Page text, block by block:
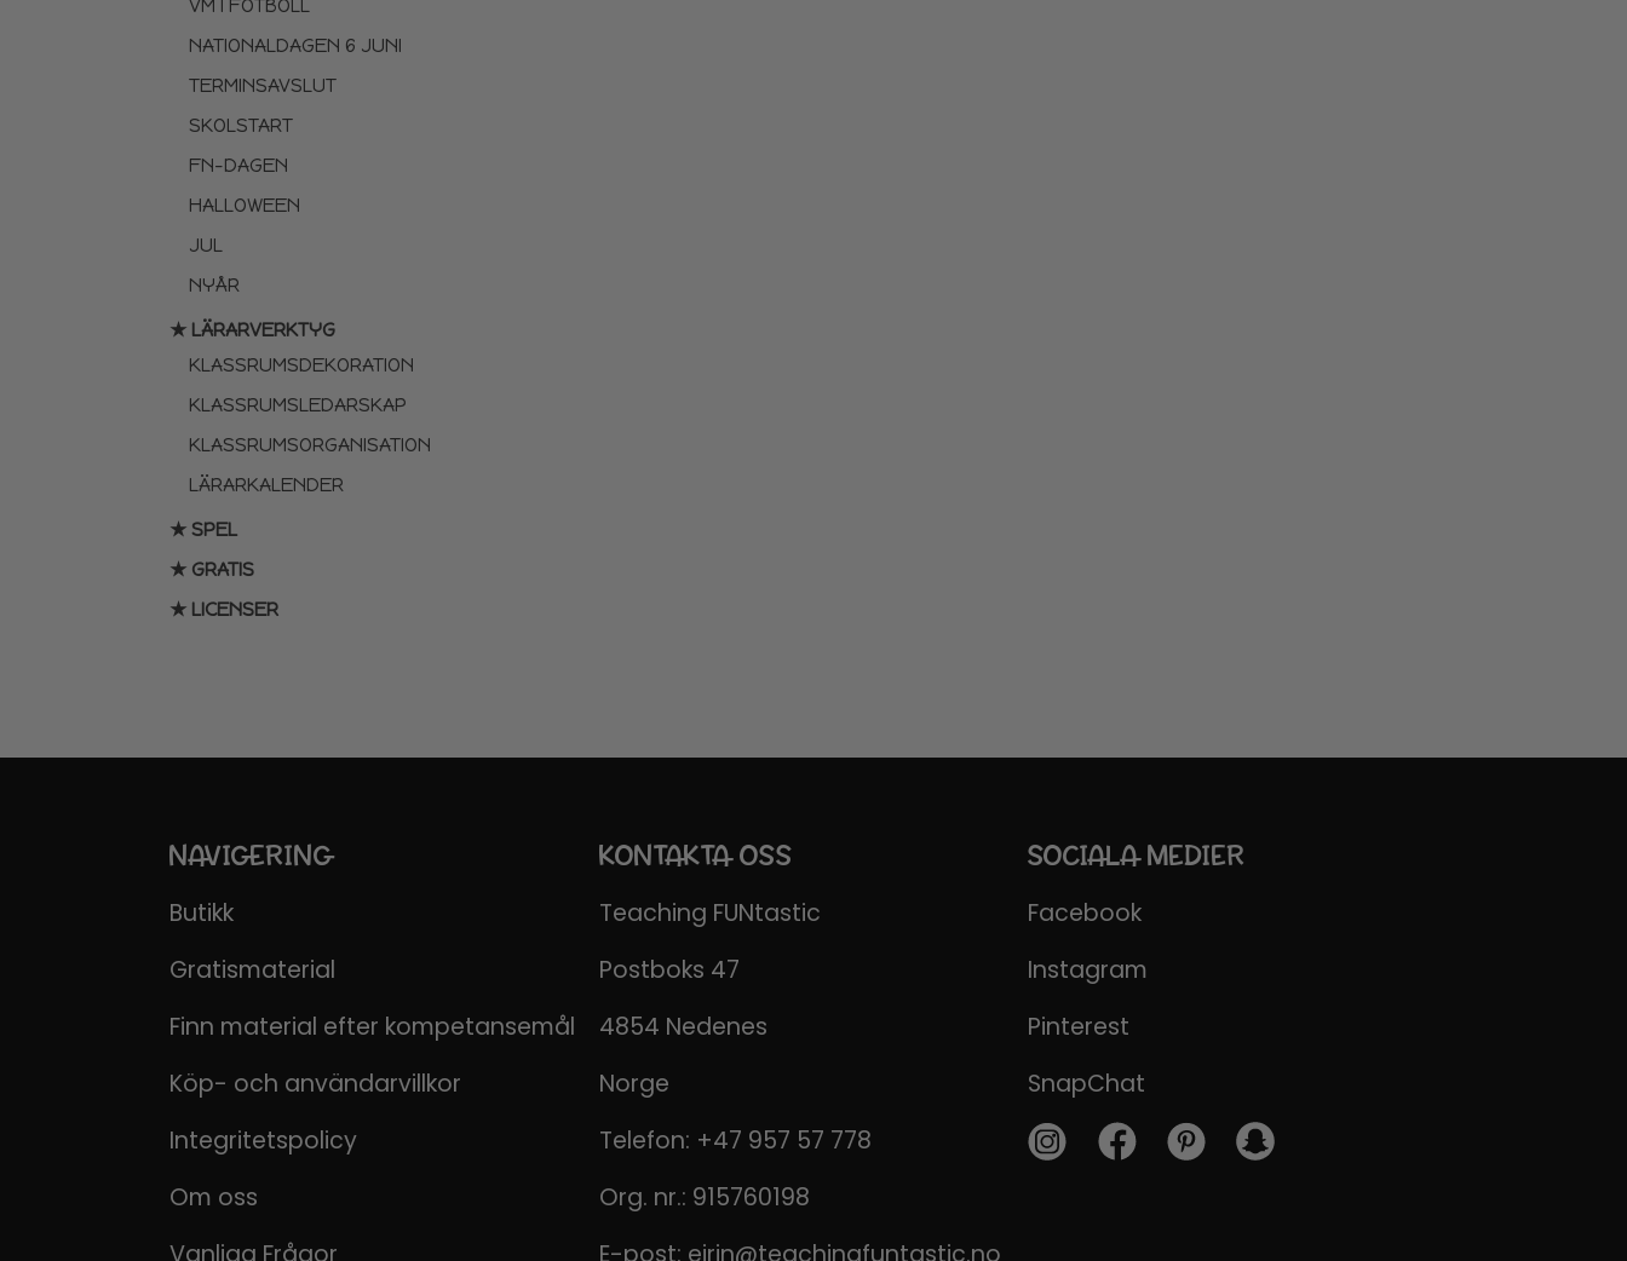
VM I FOTBOLL
NATIONALDAGEN 6 JUNI
TERMINSAVSLUT
SKOLSTART
FN-DAGEN
HALLOWEEN
JUL
NYÅR
★ LÄRARVERKTYG
KLASSRUMSDEKORATION
KLASSRUMSLEDARSKAP
KLASSRUMSORGANISATION
LÄRARKALENDER
★ SPEL
★ GRATIS
★ LICENSER
NAVIGERING
Butikk
Gratismaterial
Finn material efter kompetansemål
Köp- och användarvillkor
Integritetspolicy
Om oss
Vanliga Frågor
KONTAKTA OSS
Teaching FUNtastic
Postboks 47
4854 Nedenes
Norge
Telefon: +47 957 57 778
Org. nr.: 915760198
E-post: eirin@teachingfuntastic.no
SOCIALA MEDIER
Facebook
Instagram
Pinterest
SnapChat